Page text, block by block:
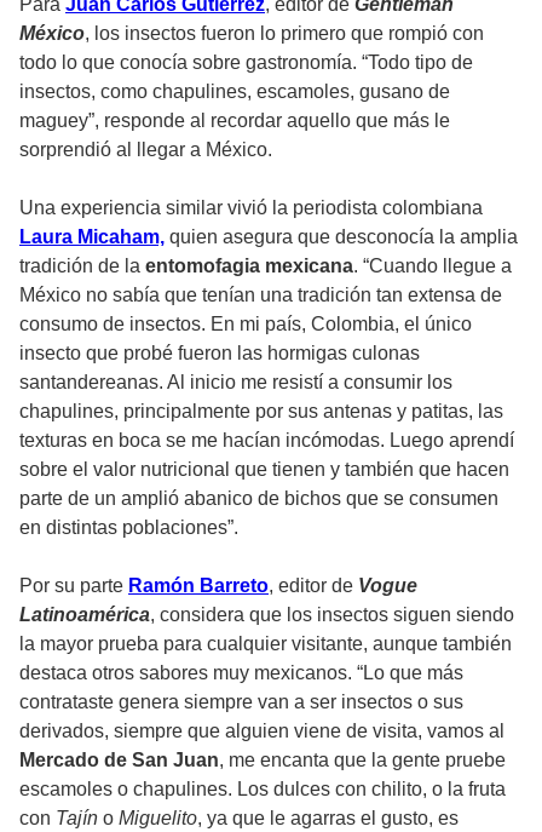
México, los insectos fueron lo primero que rompió con
todo lo que conocía sobre gastronomía. “Todo tipo de
insectos, como chapulines, escamoles, gusano de
maguey”, responde al recordar aquello que más le
sorprendió al llegar a México.
Una experiencia similar vivió la periodista colombiana
Laura Micaham, quien asegura que desconocía la amplia
tradición de la entomofagia mexicana. “Cuando llegue a
México no sabía que tenían una tradición tan extensa de
consumo de insectos. En mi país, Colombia, el único
insecto que probé fueron las hormigas culonas
santandereanas. Al inicio me resistí a consumir los
chapulines, principalmente por sus antenas y patitas, las
texturas en boca se me hacían incómodas. Luego aprendí
sobre el valor nutricional que tienen y también que hacen
parte de un amplió abanico de bichos que se consumen
en distintas poblaciones”.
Por su parte Ramón Barreto, editor de Vogue
Latinoamérica, considera que los insectos siguen siendo
la mayor prueba para cualquier visitante, aunque también
destaca otros sabores muy mexicanos. “Lo que más
contrataste genera siempre van a ser insectos o sus
derivados, siempre que alguien viene de visita, vamos al
Mercado de San Juan, me encanta que la gente pruebe
escamoles o chapulines. Los dulces con chilito, o la fruta
con Tajín o Miguelito, ya que le agarras el gusto, es